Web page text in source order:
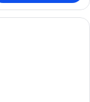
med mærkede rum: V,